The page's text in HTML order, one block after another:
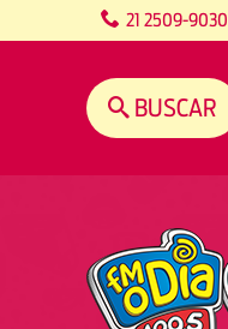
21 2509-9030
BUSCAR